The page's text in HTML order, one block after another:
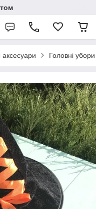
аксесуари Головні убори